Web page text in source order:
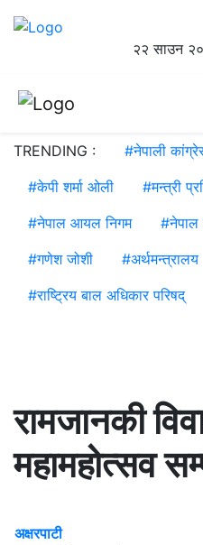
२२ साउन
TRENDING : #नेपाली
#केपी शर्मा ओली #मन्त्री
#नेपाल आयल निगम #नेपाल
#गणेश जोशी #अर्थमन्त्रालय
#राष्ट्रिय बाल अधिकार परिषद्
रामजानकी
महामहोत्सव
अक्षरपाटी